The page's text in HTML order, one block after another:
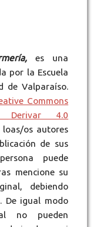
es una
por la Escuela
de Valparaíso.
Commons
Derivar 4.0
loas/os autores
de sus
puede
mencione su
debiendo
De igual modo
no pueden